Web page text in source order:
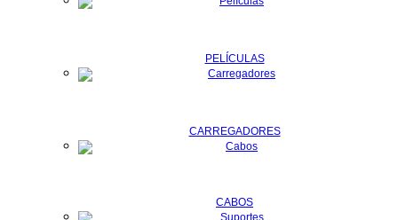
PELÍCULAS
CARREGADORES
CABOS